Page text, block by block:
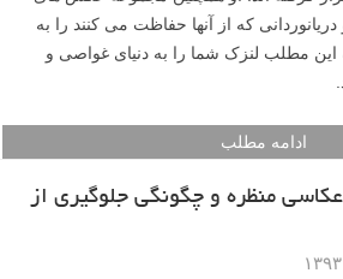
که از آنها حفاظت می کنند را به
این مطلب لنزک شما را به دنیای غواصی و
ادامه مطلب
عکاسی منظره و چگونگی جلوگیری از